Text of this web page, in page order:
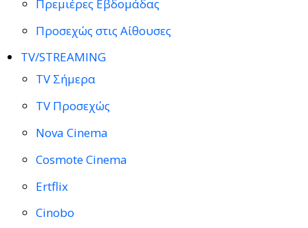
Πρεμιέρες Εβδομάδας
Προσεχώς στις Αίθουσες
TV/STREAMING
TV Σήμερα
TV Προσεχώς
Nova Cinema
Cosmote Cinema
Ertflix
Cinobo